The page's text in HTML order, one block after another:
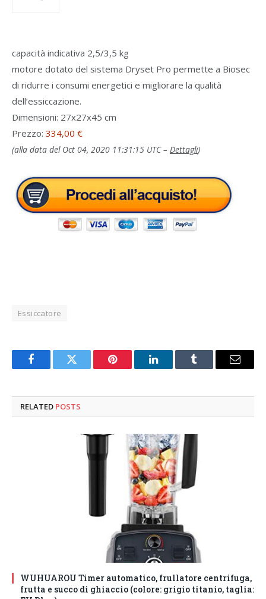
capacità indicativa 2,5/3,5 kg
motore dotato del sistema Dryset Pro permette a Biosec
di ridurre i consumi energetici e migliorare la qualità
dell’essiccazione.
Dimensioni: 27x27x45 cm
Prezzo: 334,00 €
(alla data del Oct 04, 2020 11:31:15 UTC – Dettagli)
Essiccatore
FacebookTwitter Pinterest LinkedInTumblr Email
RELATED POSTS
WUHUAROU Timer automatico, frullatore centrifuga,
frutta e succo di ghiaccio (colore: grigio titanio, taglia: